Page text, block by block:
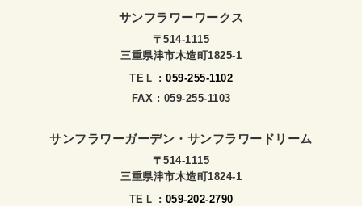
サンフラワーワークス
〒514-1115
三重県津市木造町1825-1
TEＬ : 059-255-1102
FAX : 059-255-1103
サンフラワーガーデン・サンフラワードリーム
〒514-1115
三重県津市木造町1824-1
TEＬ : 059-202-2790